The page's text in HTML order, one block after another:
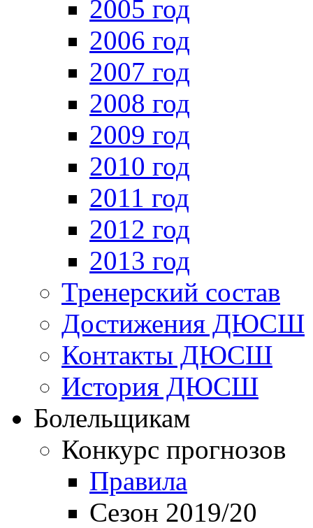
2005 год
2006 год
2007 год
2008 год
2009 год
2010 год
2011 год
2012 год
2013 год
Тренерский состав
Достижения ДЮСШ
Контакты ДЮСШ
История ДЮСШ
Болельщикам
Конкурс прогнозов
Правила
Сезон 2019/20